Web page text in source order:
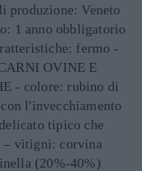
produzione: Veneto
1 anno obbligatorio
fermo -
OVINE E
- colore: rubino di
l'invecchiamento
tipico che
– vitigni: corvina
(20%-40%)